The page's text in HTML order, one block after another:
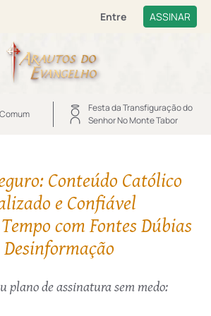
Entre ASSINAR
Festa da Transfiguração do
Senhor No Monte Tabor
Conteúdo Católico
e Confiável
com Fontes Dúbias
Desinformação
plano de assinatura sem medo: